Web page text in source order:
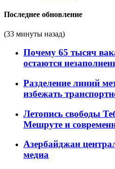
Последнее обновление
(33 минуты назад)
Почему 65 тысяч
остаются
Разделение линий
избежать
Летопись свободы
Мешруте и
Азербайджан
медиа